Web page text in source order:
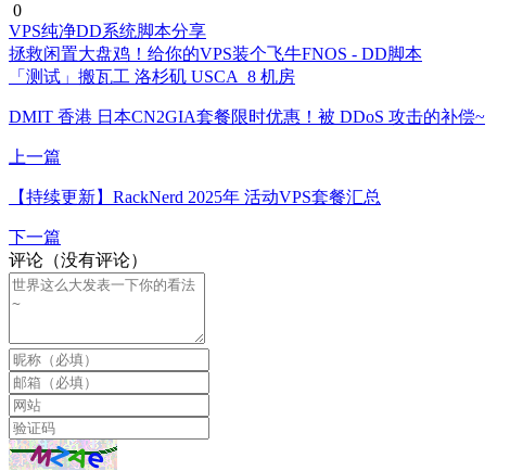
0
VPS纯净DD系统脚本分享
拯救闲置大盘鸡！给你的VPS装个飞牛FNOS - DD脚本
「测试」搬瓦工 洛杉矶 USCA_8 机房
DMIT 香港 日本CN2GIA套餐限时优惠！被 DDoS 攻击的补偿~
上一篇
【持续更新】RackNerd 2025年 活动VPS套餐汇总
下一篇
评论（没有评论）